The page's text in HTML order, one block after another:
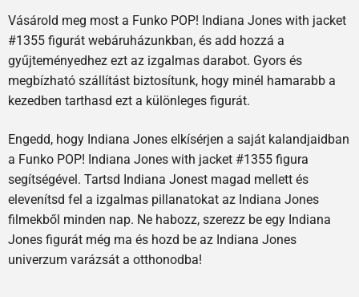
Vásárold meg most a Funko POP! Indiana Jones with jacket
#1355 figurát webáruházunkban, és add hozzá a
gyűjteményedhez ezt az izgalmas darabot. Gyors és
megbízható szállítást biztosítunk, hogy minél hamarabb a
kezedben tarthasd ezt a különleges figurát.
Engedd, hogy Indiana Jones elkísérjen a saját kalandjaidban
a Funko POP! Indiana Jones with jacket #1355 figura
segítségével. Tartsd Indiana Jonest magad mellett és
elevenítsd fel a izgalmas pillanatokat az Indiana Jones
filmekből minden nap. Ne habozz, szerezz be egy Indiana
Jones figurát még ma és hozd be az Indiana Jones
univerzum varázsát a otthonodba!